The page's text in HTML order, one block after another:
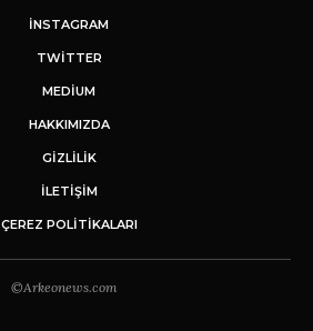
INSTAGRAM
TWITTER
MEDIUM
HAKKIMIZDA
GİZLİLİK
İLETIŞIM
ÇEREZ POLITIKALARI
©Arkeonews.com